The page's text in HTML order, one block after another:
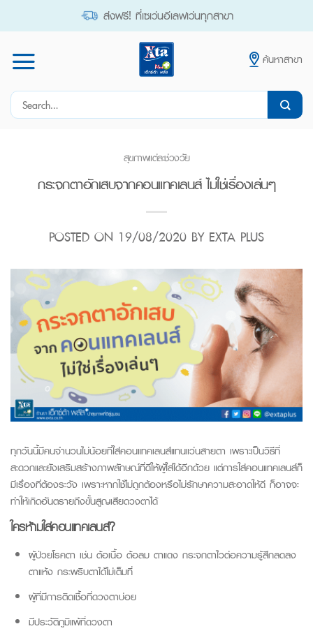
ส่งฟรี! ที่เซเว่นอีเลฟเว่นทุกสาขา
ค้นหาสาขา
Search
สุขภาพแต่ละช่วงวัย
กระจกตาอักเสบจากคอนแทคเลนส์ ไม่ใช่เรื่องเล่นๆ
POSTED ON 19/08/2020 BY EXTA PLUS
ทุกวันนี้มีคนจำนวนไม่น้อยที่ใส่คอนแทคเลนส์แทนแว่นสายตา เพราะเป็นวิธีที่
สะดวกและยังเสริมสร้างภาพลักษณ์ที่ดีให้ผู้ใส่ได้อีกด้วย แต่การใส่คอนแทคเลนส์ก็
มีเรื่องที่ต้องระวัง เพราะหากใช้ไม่ถูกต้องหรือไม่รักษาความสะอาดให้ดี ก็อาจจะ
ทำให้เกิดอันตรายถึงขั้นสูญเสียดวงตาได้
ใครห้ามใส่คอนแทคเลนส์?
ผู้ป่วยโรคตา เช่น ต้อเนื้อ ต้อลม ตาแดง กระจกตาไวต่อความรู้สึกลดลง
ตาแห้ง กระพริบตาได้ไม่เต็มที่
ผู้ที่มีการติดเชื้อที่ดวงตาบ่อย
มีประวัติภูมิแพ้ที่ดวงตา